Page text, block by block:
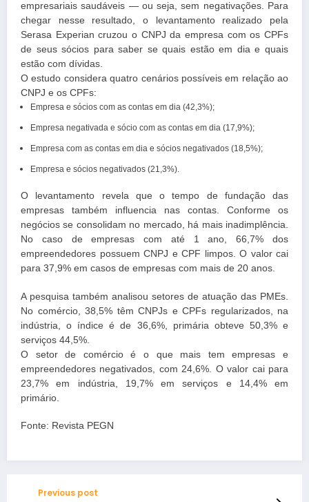
empresariais saudáveis — ou seja, sem negativações. Para
chegar nesse resultado, o levantamento realizado pela
Serasa Experian cruzou o CNPJ da empresa com os CPFs
de seus sócios para saber se quais estão em dia e quais
estão com dívidas.
O estudo considera quatro cenários possíveis em relação ao
CNPJ e os CPFs:
Empresa e sócios com as contas em dia (42,3%);
Empresa negativada e sócio com as contas em dia (17,9%);
Empresa com as contas em dia e sócios negativados (18,5%);
Empresa e sócios negativados (21,3%).
O levantamento revela que o tempo de fundação das
empresas também influencia nas contas. Conforme os
negócios se consolidam no mercado, há mais inadimplência.
No caso de empresas com até 1 ano, 66,7% dos
empreendedores possuem CNPJ e CPF limpos. O valor cai
para 37,9% em casos de empresas com mais de 20 anos.
A pesquisa também analisou setores de atuação das PMEs.
No comércio, 38,5% têm CNPJs e CPFs regularizados, na
indústria, o índice é de 36,6%, primária obteve 50,3% e
serviços 44,5%.
O setor de comércio é o que mais tem empresas e
empreendedores negativados, com 24,6%. O valor cai para
23,7% em indústria, 19,7% em serviços e 14,4% em
primário.
Fonte: Revista PEGN
Previous post